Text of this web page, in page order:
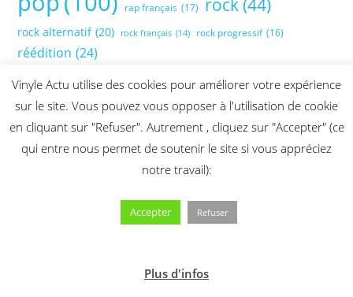
rap français (17)
rock alternatif (20) rock français (14) rock progressif (16)
réédition (24)
Vinyle Actu utilise des cookies pour améliorer votre expérience
sur le site. Vous pouvez vous opposer à l'utilisation de cookie
en cliquant sur "Refuser". Autrement , cliquez sur "Accepter" (ce
qui entre nous permet de soutenir le site si vous appréciez
notre travail):
Accepter Refuser
Plus d'infos